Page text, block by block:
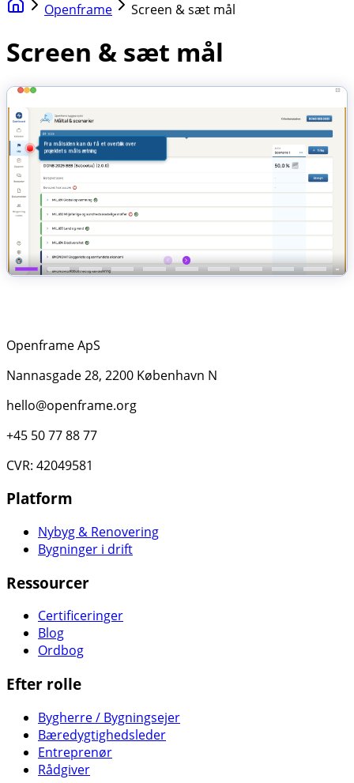
Openframe Screen & sæt mål
Screen & sæt mål
Openframe ApS
Nannasgade 28, 2200 København N
hello@openframe.org
+45 50 77 88 77
CVR: 42049581
Platform
Nybyg & Renovering
Bygninger i drift
Ressourcer
Certificeringer
Blog
Ordbog
Efter rolle
Bygherre / Bygningsejer
Bæredygtighedsleder
Entreprenør
Rådgiver